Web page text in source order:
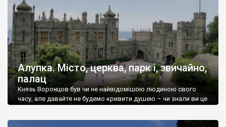
Алупка. Місто, церква, парк і, звичайно,
палац
Князь Воронцов був чи не найвідомішою людиною свого
часу, але давайте не будемо кривити душею – чи знали ви це